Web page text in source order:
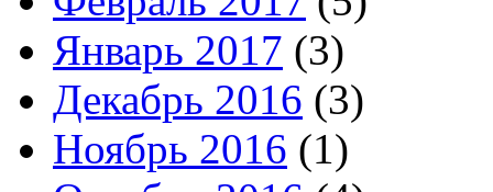
Январь 2017 (3)
Декабрь 2016 (3)
Ноябрь 2016 (1)